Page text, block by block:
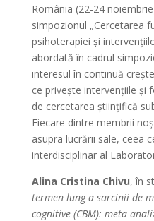
România (22-24
simpozionul „Cercetarea
psihoterapiei și
abordată în cadrul
interesul în continuă
ce privește intervențiile și
de cercetarea științifică
Fiecare dintre membrii
asupra lucrării sale, ceea
interdisciplinar al
Alina Cristina Chivu, în
termen lung a sarcinii de
cognitive (CBM): meta-